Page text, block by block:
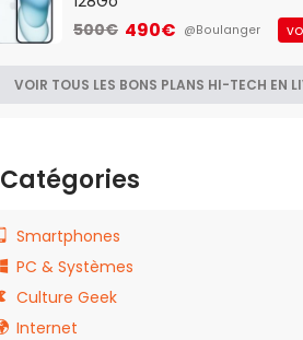
500€ 490€ @Boulanger
VOIR TOUS LES BONS PLANS HI-TECH EN
Catégories
Smartphones
PC & Systèmes
Culture Geek
Internet